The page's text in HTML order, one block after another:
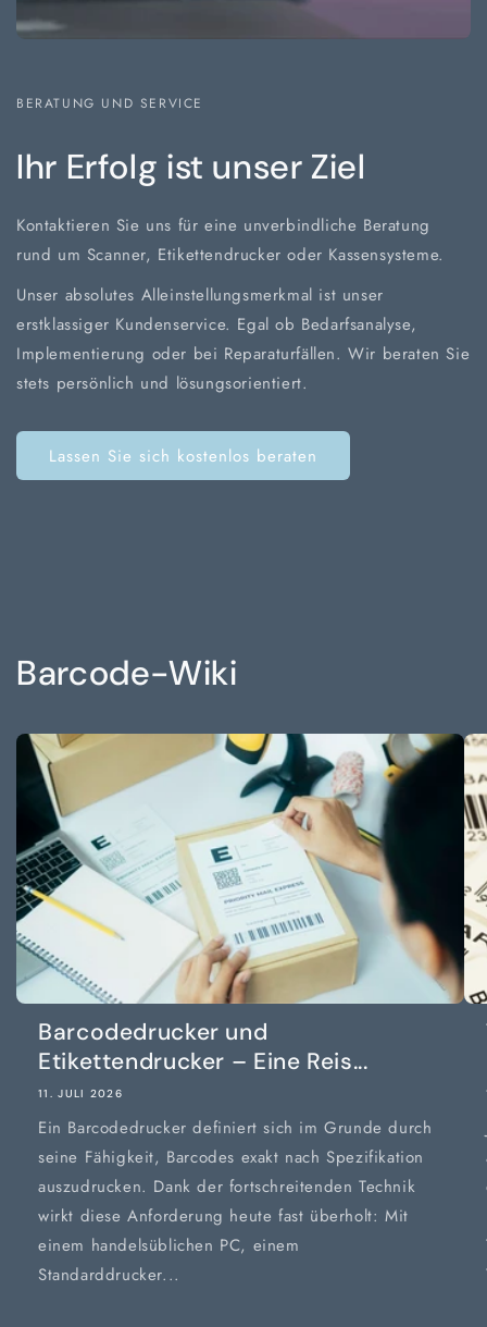
BERATUNG UND SERVICE
Ihr Erfolg ist unser Ziel
Kontaktieren Sie uns für eine unverbindliche Beratung
rund um Scanner, Etikettendrucker oder Kassensysteme.
Unser absolutes Alleinstellungsmerkmal ist unser
erstklassiger Kundenservice. Egal ob Bedarfsanalyse,
Implementierung oder bei Reparaturfällen. Wir beraten Sie
stets persönlich und lösungsorientiert.
Lassen Sie sich kostenlos beraten
Barcode-Wiki
Barcodedrucker und
Etikettendrucker – Eine Reis...
11. JULI 2026
Ein Barcodedrucker definiert sich im Grunde durch
seine Fähigkeit, Barcodes exakt nach Spezifikation
auszudrucken. Dank der fortschreitenden Technik
wirkt diese Anforderung heute fast überholt: Mit
einem handelsüblichen PC, einem
Standarddrucker...